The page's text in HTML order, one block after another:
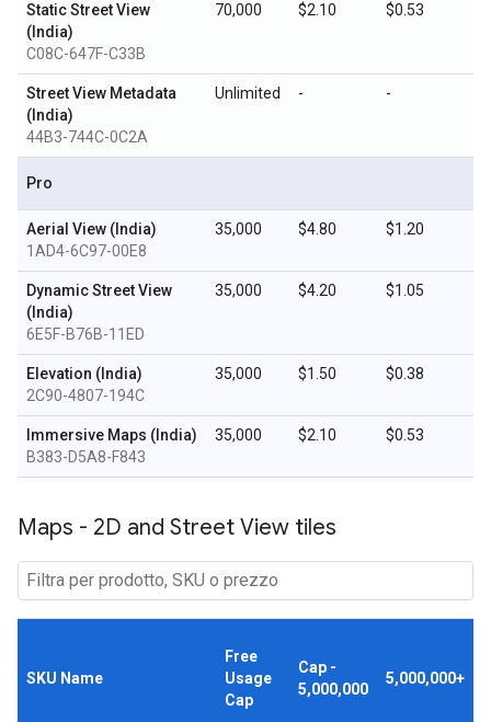
Static Street View
(India)
C08C-647F-C33B
70,000 $2.10 $0.53
Street View Metadata
(India)
44B3-744C-0C2A
Unlimited - -
Pro
Aerial View (India)
1AD4-6C97-00E8
35,000 $4.80 $1.20
Dynamic Street View
(India)
6E5F-B76B-11ED
35,000 $4.20 $1.05
Elevation (India)
2C90-4807-194C
35,000 $1.50 $0.38
Immersive Maps (India)
B383-D5A8-F843
35,000 $2.10 $0.53
Maps - 2D and Street View tiles
SKU Name
Free
Usage
Cap
Cap -
5,000,000
5,000,000+